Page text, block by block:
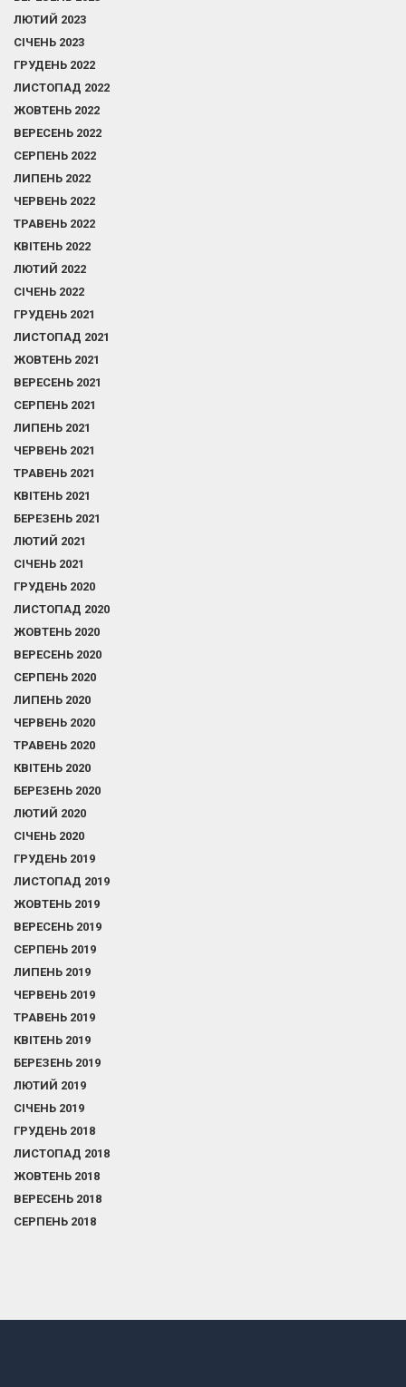
ЛЮТИЙ 2023
СІЧЕНЬ 2023
ГРУДЕНЬ 2022
ЛИСТОПАД 2022
ЖОВТЕНЬ 2022
ВЕРЕСЕНЬ 2022
СЕРПЕНЬ 2022
ЛИПЕНЬ 2022
ЧЕРВЕНЬ 2022
ТРАВЕНЬ 2022
КВІТЕНЬ 2022
ЛЮТИЙ 2022
СІЧЕНЬ 2022
ГРУДЕНЬ 2021
ЛИСТОПАД 2021
ЖОВТЕНЬ 2021
ВЕРЕСЕНЬ 2021
СЕРПЕНЬ 2021
ЛИПЕНЬ 2021
ЧЕРВЕНЬ 2021
ТРАВЕНЬ 2021
КВІТЕНЬ 2021
БЕРЕЗЕНЬ 2021
ЛЮТИЙ 2021
СІЧЕНЬ 2021
ГРУДЕНЬ 2020
ЛИСТОПАД 2020
ЖОВТЕНЬ 2020
ВЕРЕСЕНЬ 2020
СЕРПЕНЬ 2020
ЛИПЕНЬ 2020
ЧЕРВЕНЬ 2020
ТРАВЕНЬ 2020
КВІТЕНЬ 2020
БЕРЕЗЕНЬ 2020
ЛЮТИЙ 2020
СІЧЕНЬ 2020
ГРУДЕНЬ 2019
ЛИСТОПАД 2019
ЖОВТЕНЬ 2019
ВЕРЕСЕНЬ 2019
СЕРПЕНЬ 2019
ЛИПЕНЬ 2019
ЧЕРВЕНЬ 2019
ТРАВЕНЬ 2019
КВІТЕНЬ 2019
БЕРЕЗЕНЬ 2019
ЛЮТИЙ 2019
СІЧЕНЬ 2019
ГРУДЕНЬ 2018
ЛИСТОПАД 2018
ЖОВТЕНЬ 2018
ВЕРЕСЕНЬ 2018
СЕРПЕНЬ 2018